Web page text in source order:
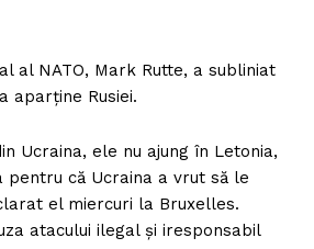
al NATO, Mark Rutte, a subliniat
aparține Rusiei.
Ucraina, ele nu ajung în Letonia,
pentru că Ucraina a vrut să le
el miercuri la Bruxelles.
atacului ilegal și iresponsabil